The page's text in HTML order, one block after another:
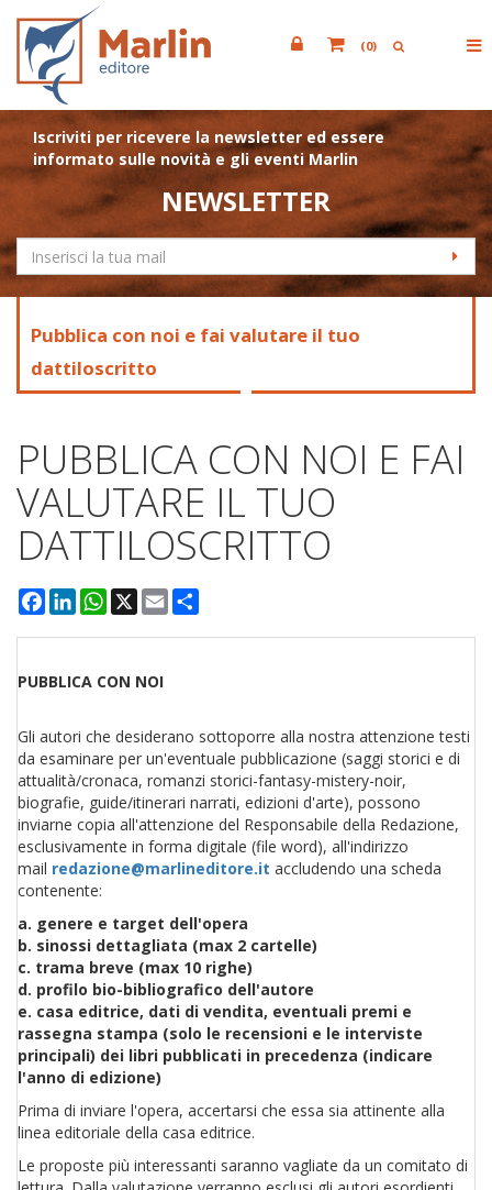
(0)
Iscriviti per ricevere la newsletter ed essere
informato sulle novità e gli eventi Marlin
NEWSLETTER
Pubblica con noi e fai valutare il tuo
dattiloscritto
PUBBLICA CON NOI E FAI
VALUTARE IL TUO
DATTILOSCRITTO
Facebook
LinkedInWhatsApp
X Email
PUBBLICA CON NOI
Gli autori che desiderano sottoporre alla nostra attenzione testi
da esaminare per un'eventuale pubblicazione (saggi storici e di
attualità/cronaca, romanzi storici-fantasy-mistery-noir,
biografie, guide/itinerari narrati, edizioni d'arte), possono
inviarne copia all'attenzione del Responsabile della Redazione,
esclusivamente in forma digitale (file word), all'indirizzo
mail redazione@marlineditore.it accludendo una scheda
contenente:
a. genere e target dell'opera
b. sinossi dettagliata (max 2 cartelle)
c. trama breve (max 10 righe)
d. profilo bio-bibliografico dell'autore
e. casa editrice, dati di vendita, eventuali premi e
rassegna stampa (solo le recensioni e le interviste
principali) dei libri pubblicati in precedenza (indicare
l'anno di edizione)
Prima di inviare l'opera, accertarsi che essa sia attinente alla
linea editoriale della casa editrice.
Le proposte più interessanti saranno vagliate da un comitato di